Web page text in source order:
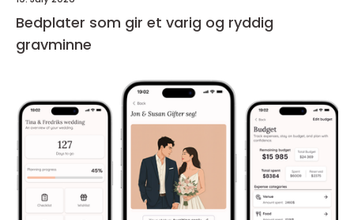
Bedplater som gir et varig og ryddig
gravminne